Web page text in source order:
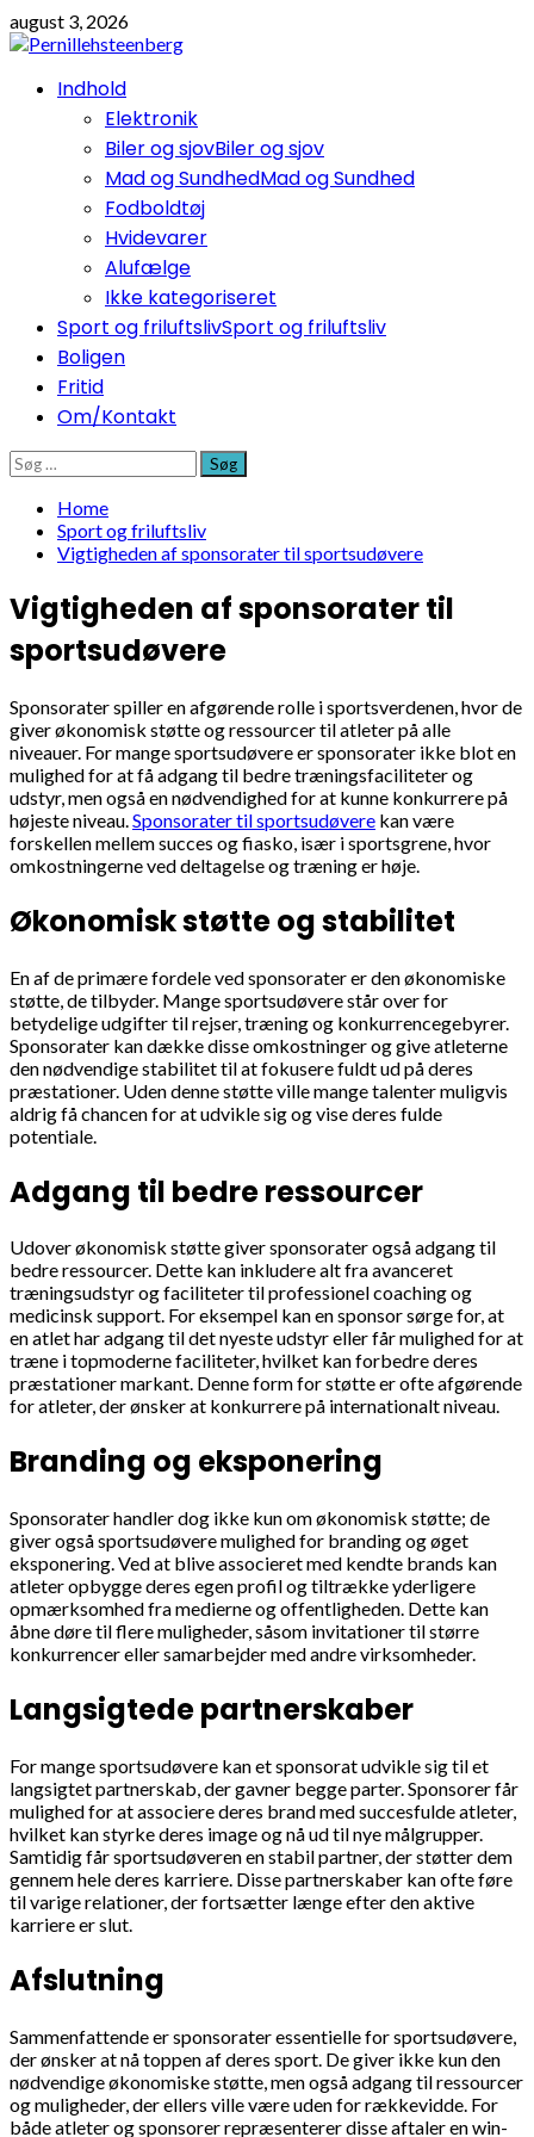
Skip
to
august 3, 2026
PrimaryIndhold
Elektronik
Biler og sjovBiler og sjov
Mad og SundhedMad og Sundhed
Fodboldtøj
Hvidevarer
Alufælge
Ikke kategoriseret
Sport og friluftslivSport og friluftsliv
Boligen
Fritid
Om/Kontakt
Søg
efter:
Home
Sport og friluftsliv
Vigtigheden af sponsorater til sportsudøvere
Vigtigheden af sponsorater til
sportsudøvere
Sponsorater spiller en afgørende rolle i sportsverdenen, hvor de
giver økonomisk støtte og ressourcer til atleter på alle
niveauer. For mange sportsudøvere er sponsorater ikke blot en
mulighed for at få adgang til bedre træningsfaciliteter og
udstyr, men også en nødvendighed for at kunne konkurrere på
højeste niveau.Sponsorater til sportsudøvere kan være
forskellen mellem succes og fiasko, især i sportsgrene, hvor
omkostningerne ved deltagelse og træning er høje.
Økonomisk støtte og stabilitet
En af de primære fordele ved sponsorater er den økonomiske
støtte, de tilbyder. Mange sportsudøvere står over for
betydelige udgifter til rejser, træning og konkurrencegebyrer.
Sponsorater kan dække disse omkostninger og give atleterne
den nødvendige stabilitet til at fokusere fuldt ud på deres
præstationer. Uden denne støtte ville mange talenter muligvis
aldrig få chancen for at udvikle sig og vise deres fulde
potentiale.
Adgang til bedre ressourcer
Udover økonomisk støtte giver sponsorater også adgang til
bedre ressourcer. Dette kan inkludere alt fra avanceret
træningsudstyr og faciliteter til professionel coaching og
medicinsk support. For eksempel kan en sponsor sørge for, at
en atlet har adgang til det nyeste udstyr eller får mulighed for at
træne i topmoderne faciliteter, hvilket kan forbedre deres
præstationer markant. Denne form for støtte er ofte afgørende
for atleter, der ønsker at konkurrere på internationalt niveau.
Branding og eksponering
Sponsorater handler dog ikke kun om økonomisk støtte; de
giver også sportsudøvere mulighed for branding og øget
eksponering. Ved at blive associeret med kendte brands kan
atleter opbygge deres egen profil og tiltrække yderligere
opmærksomhed fra medierne og offentligheden. Dette kan
åbne døre til flere muligheder, såsom invitationer til større
konkurrencer eller samarbejder med andre virksomheder.
Langsigtede partnerskaber
For mange sportsudøvere kan et sponsorat udvikle sig til et
langsigtet partnerskab, der gavner begge parter. Sponsorer får
mulighed for at associere deres brand med succesfulde atleter,
hvilket kan styrke deres image og nå ud til nye målgrupper.
Samtidig får sportsudøveren en stabil partner, der støtter dem
gennem hele deres karriere. Disse partnerskaber kan ofte føre
til varige relationer, der fortsætter længe efter den aktive
karriere er slut.
Afslutning
Sammenfattende er sponsorater essentielle for sportsudøvere,
der ønsker at nå toppen af deres sport. De giver ikke kun den
nødvendige økonomiske støtte, men også adgang til ressourcer
og muligheder, der ellers ville være uden for rækkevidde. For
både atleter og sponsorer repræsenterer disse aftaler en win-